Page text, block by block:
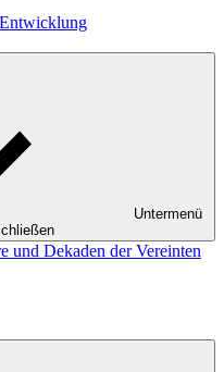
Untermenü
und Dekaden der Vereinten